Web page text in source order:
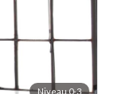
Niveau 0-3